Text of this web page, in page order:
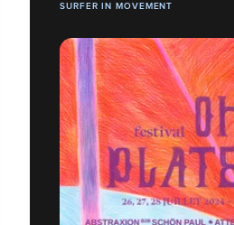
SURFER IN MOVEMENT